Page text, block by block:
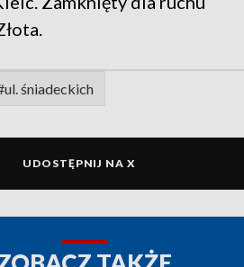
śniadeckich
UDOSTĘPNIJ NA X